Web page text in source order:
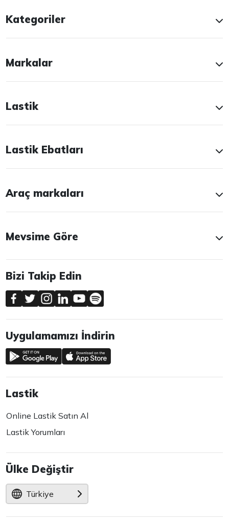
Kategoriler
Markalar
Lastik
Lastik Ebatları
Araç markaları
Mevsime Göre
Bizi Takip Edin
Uygulamamızı İndirin
Lastik
Online Lastik Satın Al
Lastik Yorumları
Ülke Değiştir
Türkiye